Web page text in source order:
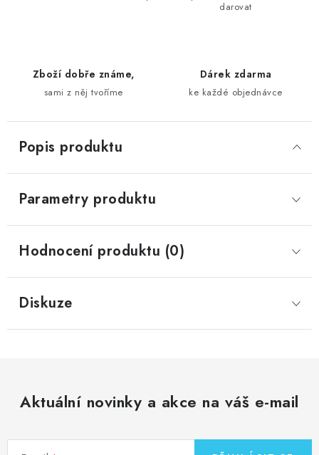
darovat
Zboží dobře známe,
sami z něj tvoříme
Dárek zdarma
ke každé objednávce
Popis produktu
Parametry produktu
Hodnocení produktu (0)
Diskuze
Aktuální novinky a akce na váš e-mail